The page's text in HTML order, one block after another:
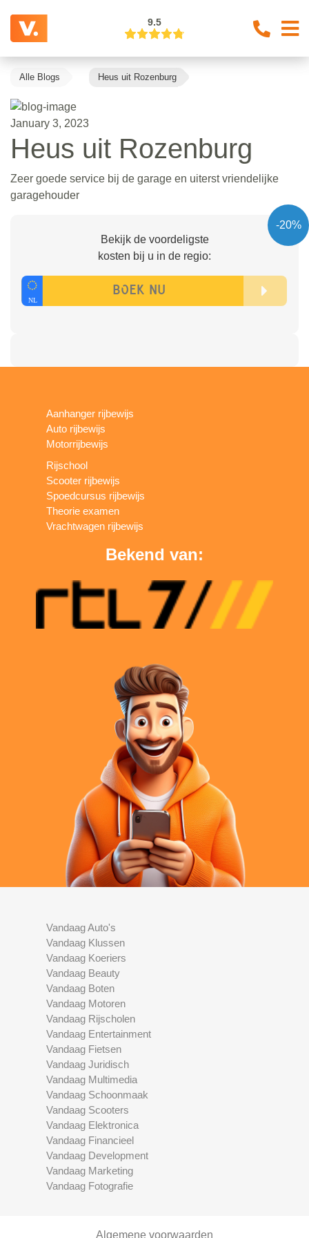
9.5
Alle Blogs Heus uit Rozenburg
January 3, 2023
Heus uit Rozenburg
Zeer goede service bij de garage en uiterst vriendelijke
garagehouder
-20%
Bekijk de voordeligste
kosten bij u in de regio:
Aanhanger rijbewijs
Auto rijbewijs
Motorrijbewijs
Rijschool
Scooter rijbewijs
Spoedcursus rijbewijs
Theorie examen
Vrachtwagen rijbewijs
Bekend van:
Vandaag Auto's
Vandaag Klussen
Vandaag Koeriers
Vandaag Beauty
Vandaag Boten
Vandaag Motoren
Vandaag Rijscholen
Vandaag Entertainment
Vandaag Fietsen
Vandaag Juridisch
Vandaag Multimedia
Vandaag Schoonmaak
Vandaag Scooters
Vandaag Elektronica
Vandaag Financieel
Vandaag Development
Vandaag Marketing
Vandaag Fotografie
Algemene voorwaarden